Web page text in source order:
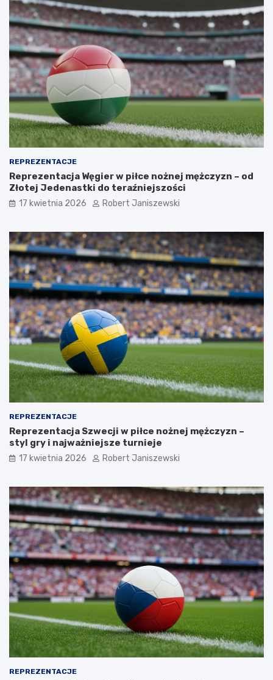
REPREZENTACJE
Reprezentacja Węgier w piłce nożnej mężczyzn – od
Złotej Jedenastki do teraźniejszości
17 kwietnia 2026 Robert Janiszewski
REPREZENTACJE
Reprezentacja Szwecji w piłce nożnej mężczyzn –
styl gry i najważniejsze turnieje
17 kwietnia 2026 Robert Janiszewski
REPREZENTACJE